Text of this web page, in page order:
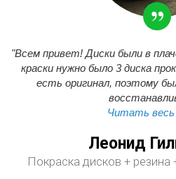
"Всем привет! Диски были в
краски нужно было 3 диска
есть оригинал, поэтому
Читать
Леонид
Покраска дисков + резина